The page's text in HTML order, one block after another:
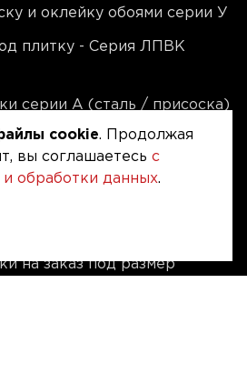
и оклейку обоями серии У
плитку - Серия ЛПВК
серии A (сталь / присоска)
серии ФЛЮР
индивидуальным размерам
невидимки - Серия АЛР
на заказ под размер
cookie. Продолжая
вы соглашаетесь с
обработки данных.